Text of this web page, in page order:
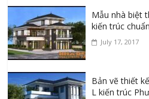
Mẫu nhà biệt
kiến trúc
July 17, 2017
Bản vẽ thiết
L kiến trúc